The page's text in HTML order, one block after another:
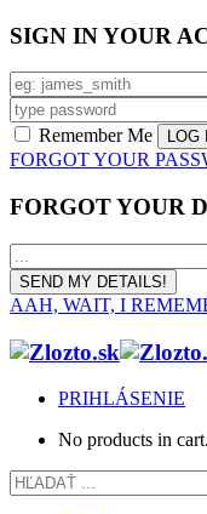
SIGN IN YOUR
Remember Me
FORGOT YOUR
FORGOT YOUR
AAH, WAIT, I
PRIHLÁSENIE
No products in cart.